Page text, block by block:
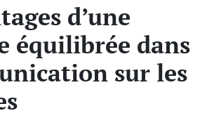
d’une
équilibrée dans
sur les